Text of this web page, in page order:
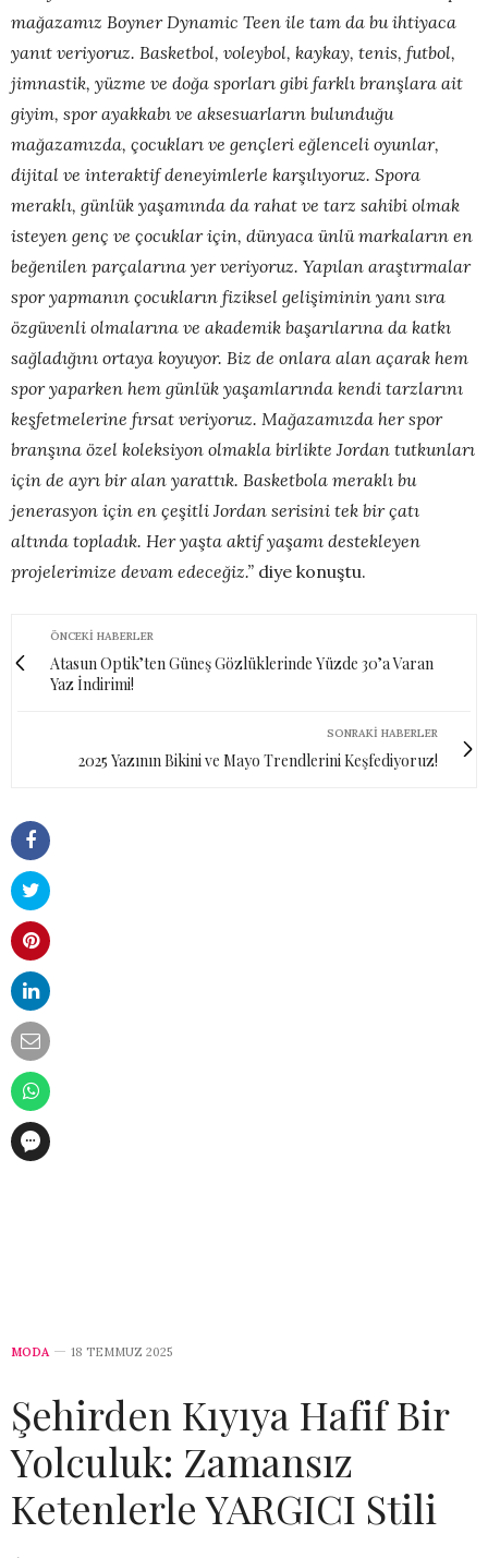
mağazamız Boyner Dynamic Teen ile tam da bu ihtiyaca
yanıt veriyoruz. Basketbol, voleybol, kaykay, tenis, futbol,
jimnastik, yüzme ve doğa sporları gibi farklı branşlara ait
giyim, spor ayakkabı ve aksesuarların bulunduğu
mağazamızda, çocukları ve gençleri eğlenceli oyunlar,
dijital ve interaktif deneyimlerle karşılıyoruz. Spora
meraklı, günlük yaşamında da rahat ve tarz sahibi olmak
isteyen genç ve çocuklar için, dünyaca ünlü markaların en
beğenilen parçalarına yer veriyoruz. Yapılan araştırmalar
spor yapmanın çocukların fiziksel gelişiminin yanı sıra
özgüvenli olmalarına ve akademik başarılarına da katkı
sağladığını ortaya koyuyor. Biz de onlara alan açarak hem
spor yaparken hem günlük yaşamlarında kendi tarzlarını
keşfetmelerine fırsat veriyoruz. Mağazamızda her spor
branşına özel koleksiyon olmakla birlikte Jordan tutkunları
için de ayrı bir alan yarattık. Basketbola meraklı bu
jenerasyon için en çeşitli Jordan serisini tek bir çatı
altında topladık. Her yaşta aktif yaşamı destekleyen
projelerimize devam edeceğiz.” diye konuştu.
ÖNCEKI HABERLER
Atasun Optik’ten Güneş Gözlüklerinde Yüzde 30’a Varan
Yaz İndirimi!
SONRAKI HABERLER
2025 Yazının Bikini ve Mayo Trendlerini Keşfediyoruz!
MODA 18 TEMMUZ 2025
Şehirden Kıyıya Hafif Bir
Yolculuk: Zamansız
Ketenlerle YARGICI Stili